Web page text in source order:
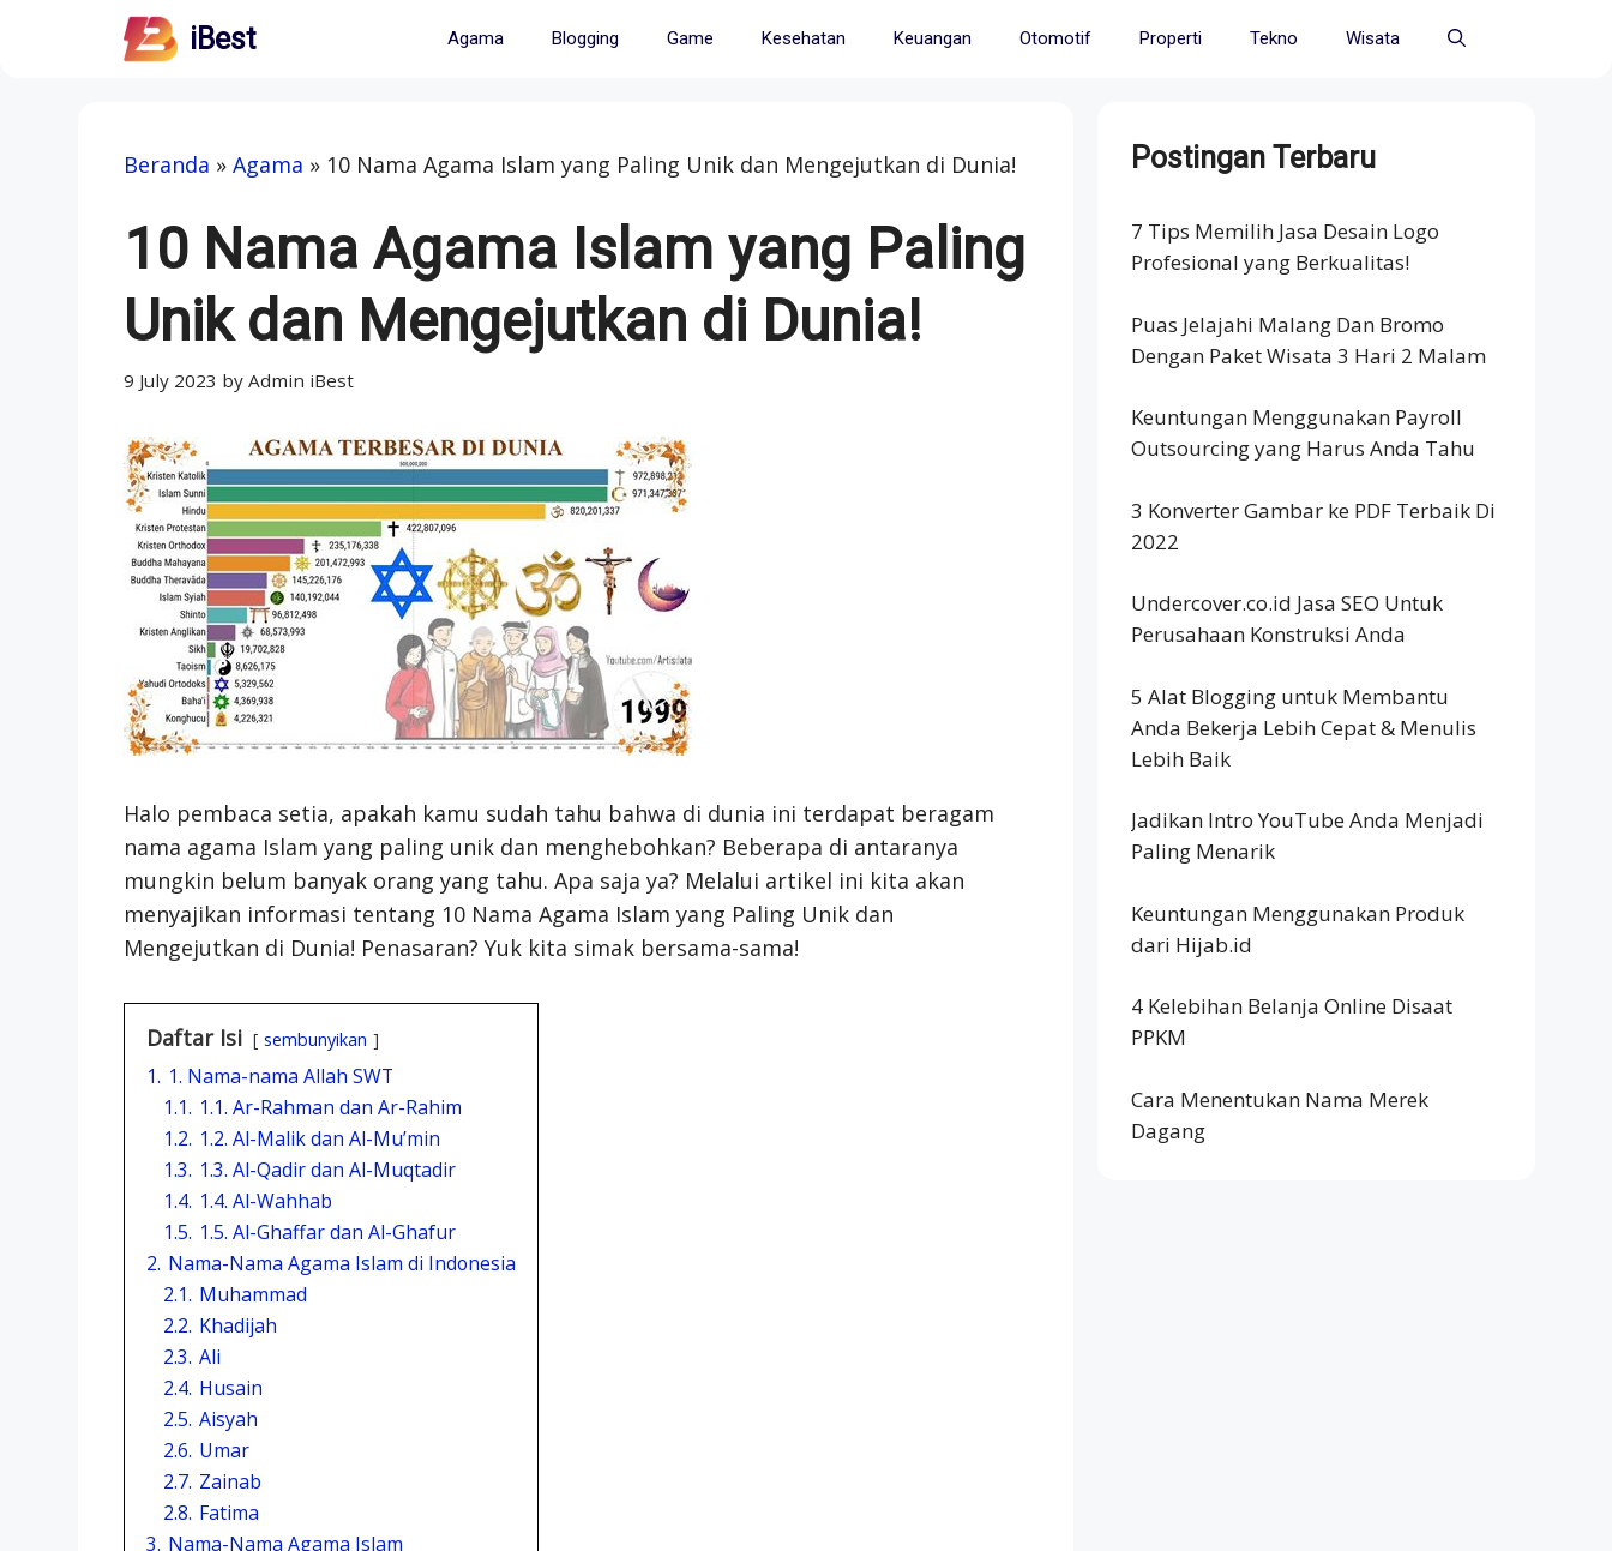
iBest Agama Blogging Game Kesehatan Keuangan Otomotif Properti Tekno Wisata
Beranda » Agama » 10 Nama Agama Islam yang Paling Unik dan Mengejutkan di Dunia!
10 Nama Agama Islam yang Paling
Unik dan Mengejutkan di Dunia!
9 July 2023 by Admin iBest
Halo pembaca setia, apakah kamu sudah tahu bahwa di dunia ini terdapat beragam
nama agama Islam yang paling unik dan menghebohkan? Beberapa di antaranya
mungkin belum banyak orang yang tahu. Apa saja ya? Melalui artikel ini kita akan
menyajikan informasi tentang 10 Nama Agama Islam yang Paling Unik dan
Mengejutkan di Dunia! Penasaran? Yuk kita simak bersama-sama!
Daftar Isi sembunyikan
1. 1. Nama-nama Allah SWT
1.1. 1.1. Ar-Rahman dan Ar-Rahim
1.2. 1.2. Al-Malik dan Al-Mu’min
1.3. 1.3. Al-Qadir dan Al-Muqtadir
1.4. 1.4. Al-Wahhab
1.5. 1.5. Al-Ghaffar dan Al-Ghafur
2. Nama-Nama Agama Islam di Indonesia
2.1. Muhammad
2.2. Khadijah
2.3. Ali
2.4. Husain
2.5. Aisyah
2.6. Umar
2.7. Zainab
2.8. Fatima
3. Nama-Nama Agama Islam
Postingan Terbaru
7 Tips Memilih Jasa Desain Logo
Profesional yang Berkualitas!
Puas Jelajahi Malang Dan Bromo
Dengan Paket Wisata 3 Hari 2 Malam
Keuntungan Menggunakan Payroll
Outsourcing yang Harus Anda Tahu
3 Konverter Gambar ke PDF Terbaik Di
2022
Undercover.co.id Jasa SEO Untuk
Perusahaan Konstruksi Anda
5 Alat Blogging untuk Membantu
Anda Bekerja Lebih Cepat & Menulis
Lebih Baik
Jadikan Intro YouTube Anda Menjadi
Paling Menarik
Keuntungan Menggunakan Produk
dari Hijab.id
4 Kelebihan Belanja Online Disaat
PPKM
Cara Menentukan Nama Merek
Dagang